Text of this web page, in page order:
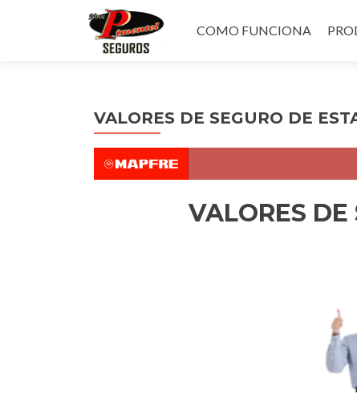
para
COMO FUNCIONA
VALORES DE SEGURO DE
VALORES DE